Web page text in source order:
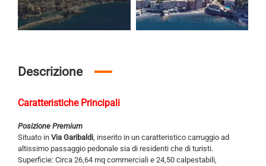
Descrizione
Caratteristiche Principali
Posizione Premium
Situato in Via Garibaldi, inserito in un caratteristico carruggio ad
altissimo passaggio pedonale sia di residenti che di turisti.
Superficie: Circa 26,64 mq commerciali e 24,50 calpestabili,